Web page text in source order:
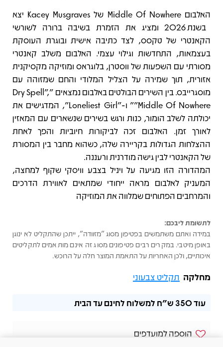
תיאור
האלבום Middle Of Nowhere של Kacey Musgraves יצא
בשנת 2026 ומציג את הזמרת בשיבה ברורה לשורשי
הקאנטרי של טקסס, לצד כתיבה אישית ובוגרת העוסקת
בעצמאות, התחדשות וגילוי עצמי. האלבום משלב קאנטרי
מסורתי עם השפעות של ווסטרן, בלוגראס ומוזיקה מקסיקנית
אזורית, תוך שמירה על הצליל המלודי והחם שמזוהה עם
מוסגרייבס. בין השירים הבולטים באלבום נמצאים "Dry Spell",
"Middle Of Nowhere" ו-"Loneliest Girl", המדגישים את
יכולתה לשלב הומור, כנות ורגש בשירים שנשארים עם המאזין
לאורך זמן. האלבום זכה לביקורות חיוביות והפך לאחת
ההצלחות הגדולות בקריירה שלה, כשהוא מחבר בין המסורת
של הקאנטרי לבין גישה מודרנית ורעננה.
המהדורה הזו מגיעה על ויניל בצבע וויסקי שקוף למחצה,
המעניק לאלבום מראה ייחודי שמתאים לאווירת הדרכים
והמרחבים הפתוחים שמלווה את המוזיקה
לתשומת ליבכם:
במידה ואתם משתמשים בפטיפון מסוג "מזוודה", ייתכן שהתקליט לא ינוגן
באופן מיטבי. במקרים רבים פטיפונים מסוג זה אינם מותאמים לתקליטים
איכותיים, ולכן האחריות על התאמת המוצר חלה על הרוכש.
מחלקה תקליט צבעוני
עוד350 ש"ח למשלוח לחינם עד הבית
הוספה למועדפים